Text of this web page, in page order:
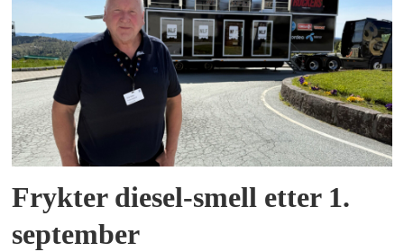
Frykter diesel-smell etter 1.
september